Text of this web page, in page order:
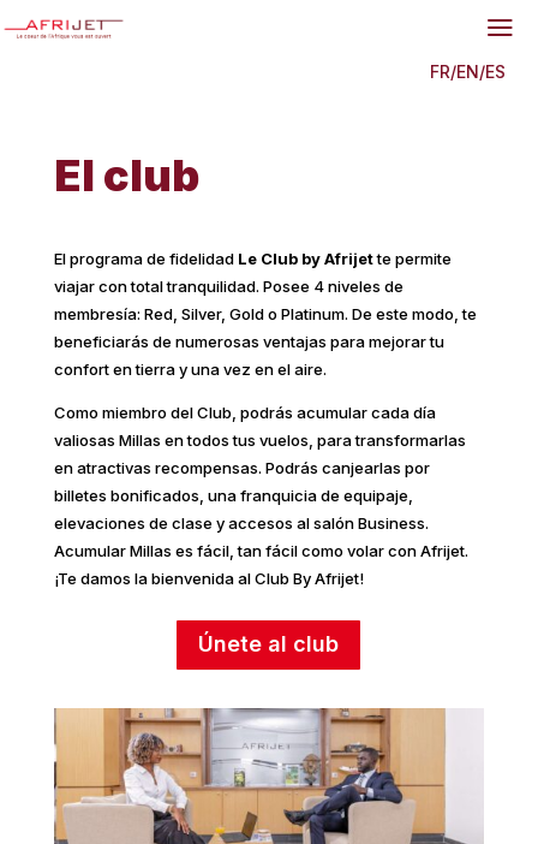
a
FR/EN/ES
El club
El programa de fidelidad Le Club by Afrijette permite
viajar con total tranquilidad. Posee 4 niveles de
membresía: Red, Silver, Gold o Platinum. De este modo, te
beneficiarás de numerosas ventajas para mejorar tu
confort en tierra y una vez en el aire.
Como miembro del Club, podrás acumular cada día
valiosas Millas en todos tus vuelos, para transformarlas
en atractivas recompensas. Podrás canjearlas por
billetes bonificados, una franquicia de equipaje,
elevaciones de clase y accesos al salón Business.
Acumular Millas es fácil, tan fácil como volar con Afrijet.
¡Te damos la bienvenida al Club By Afrijet!
Únete al club